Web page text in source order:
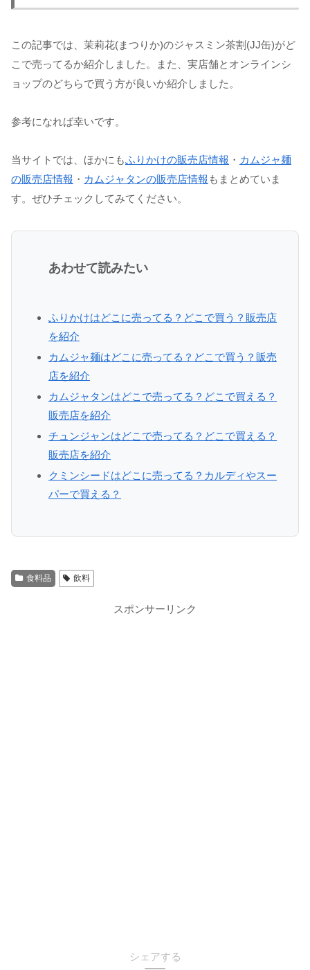
この記事では、茉莉花(まつりか)のジャスミン茶割(JJ缶)がど
こで売ってるか紹介しました。また、実店舗とオンラインシ
ョップのどちらで買う方が良いか紹介しました。
参考になれば幸いです。
当サイトでは、ほかにもふりかけの販売店情報 ・ カムジャ麺
の販売店情報 ・ カムジャタンの販売店情報 もまとめていま
す。ぜひチェックしてみてください。
あわせて読みたい
ふりかけはどこに売ってる？どこで買う？販売店
を紹介
カムジャ麺はどこに売ってる？どこで買う？販売
店を紹介
カムジャタンはどこで売ってる？どこで買える？
販売店を紹介
チュンジャンはどこで売ってる？どこで買える？
販売店を紹介
クミンシードはどこに売ってる？カルディやスー
パーで買える？
食料品 飲料
スポンサーリンク
シェアする